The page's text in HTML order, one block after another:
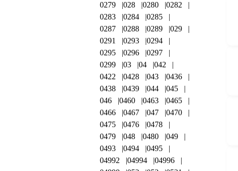
0279
028 0280
0282
0283
0284
0285
0287
0288 0289
029
0291
0293
0294
0295
0296
0297
0299
03 04
042
0422
0428 043
0436
0438
0439 044
045
046
0460 0463
0465
0466
0467 047
0470
0475
0476
0478
0479
048 0480
049
0493
0494
0495
04992
04994
04996